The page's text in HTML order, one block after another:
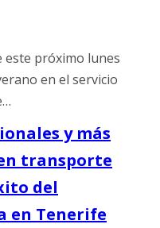
este próximo lunes
en el servicio
y más
transporte
del
en Tenerife